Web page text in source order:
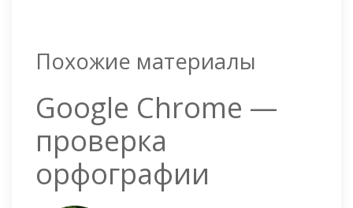
Похожие материалы
Google Chrome —
проверка
орфографии